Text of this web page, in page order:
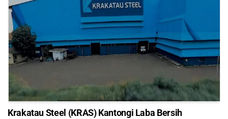
Krakatau Steel (KRAS) Kantongi Laba Bersih